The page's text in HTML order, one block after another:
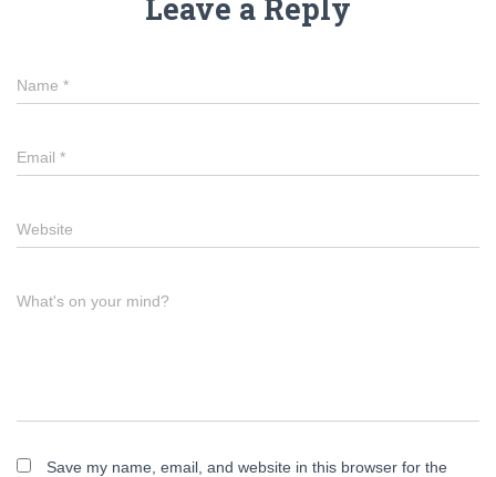
Leave a Reply
Name *
Email *
Website
What's on your mind?
Save my name, email, and website in this browser for the